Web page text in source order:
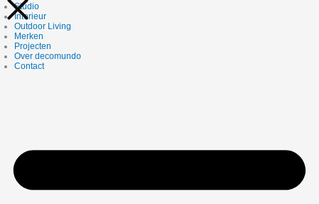
Studio
Interieur
Outdoor Living
Merken
Projecten
Over decomundo
Contact